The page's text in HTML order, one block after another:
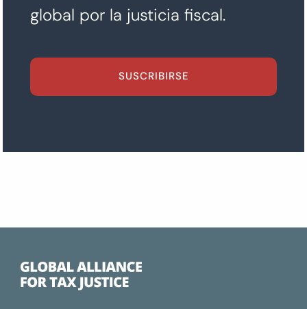
global por la justicia fiscal.
SUSCRIBIRSE